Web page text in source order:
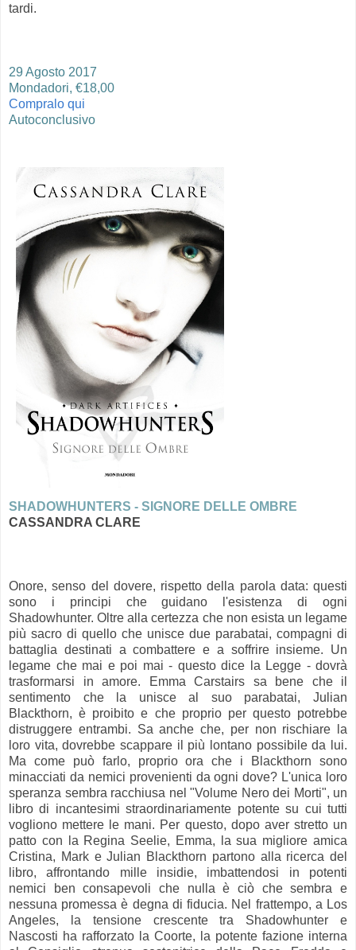
tardi.
29 Agosto 2017
Mondadori, €18,00
Compralo qui
Autoconclusivo
SHADOWHUNTERS - SIGNORE DELLE OMBRE
CASSANDRA CLARE
Onore, senso del dovere, rispetto della parola data: questi
sono i principi che guidano l'esistenza di ogni
Shadowhunter. Oltre alla certezza che non esista un legame
più sacro di quello che unisce due parabatai, compagni di
battaglia destinati a combattere e a soffrire insieme. Un
legame che mai e poi mai - questo dice la Legge - dovrà
trasformarsi in amore. Emma Carstairs sa bene che il
sentimento che la unisce al suo parabatai, Julian
Blackthorn, è proibito e che proprio per questo potrebbe
distruggere entrambi. Sa anche che, per non rischiare la
loro vita, dovrebbe scappare il più lontano possibile da lui.
Ma come può farlo, proprio ora che i Blackthorn sono
minacciati da nemici provenienti da ogni dove? L'unica loro
speranza sembra racchiusa nel "Volume Nero dei Morti", un
libro di incantesimi straordinariamente potente su cui tutti
vogliono mettere le mani. Per questo, dopo aver stretto un
patto con la Regina Seelie, Emma, la sua migliore amica
Cristina, Mark e Julian Blackthorn partono alla ricerca del
libro, affrontando mille insidie, imbattendosi in potenti
nemici ben consapevoli che nulla è ciò che sembra e
nessuna promessa è degna di fiducia. Nel frattempo, a Los
Angeles, la tensione crescente tra Shadowhunter e
Nascosti ha rafforzato la Coorte, la potente fazione interna